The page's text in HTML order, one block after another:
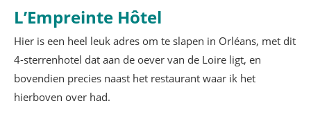
L’Empreinte Hôtel
Hier is een heel leuk adres om te slapen in Orléans, met dit
4-sterrenhotel dat aan de oever van de Loire ligt, en
bovendien precies naast het restaurant waar ik het
hierboven over had.